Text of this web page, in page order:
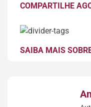
COMPARTILHE
SAIBA MAIS